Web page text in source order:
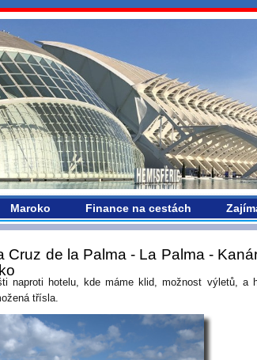
Maroko Finance na cestách
Cruz de la Palma - La Palma -
naproti hotelu, kde máme klid, možnost výletů, a
třísla.